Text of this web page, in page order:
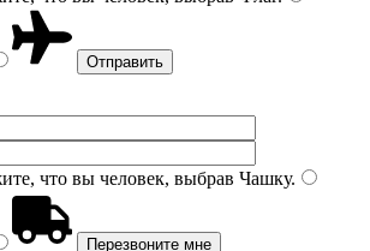
что вы человек, выбрав Чашку.